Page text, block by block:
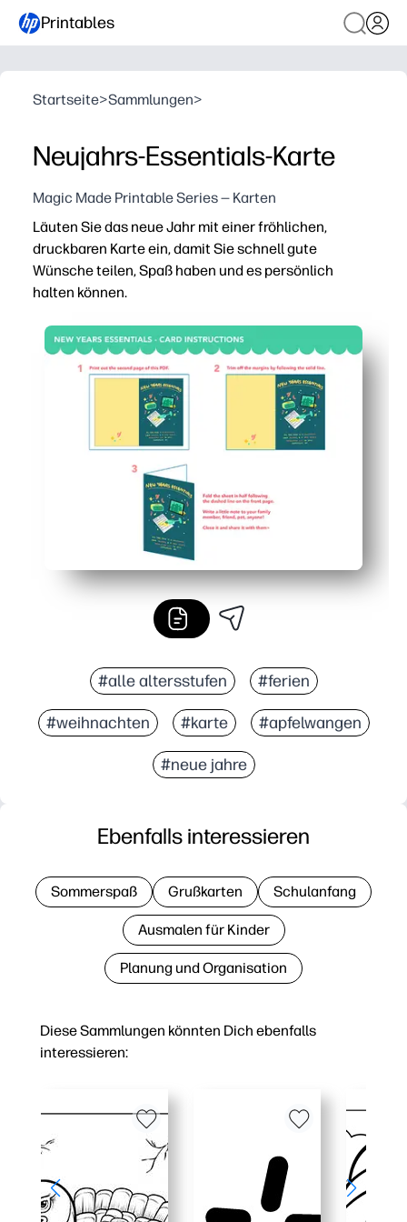
Printables
Startseite>Sammlungen>
Neujahrs-Essentials-Karte
Magic Made Printable Series — Karten
Läuten Sie das neue Jahr mit einer fröhlichen,
druckbaren Karte ein, damit Sie schnell gute
Wünsche teilen, Spaß haben und es persönlich
halten können.
Keine Vorbereitung — einfach herunterladen, drucken
Kinderfreundliche Kunst begeistert Kinder dafür,
Leere Innenseite — Sie fügen eine herzliche Notiz,
Flexibel einsetzbar — drucken Sie eines als Andenken
#alle altersstufen #ferien
#weihnachten #karte #apfelwangen
#neue jahre
Diese Sammlungen könnten Dich ebenfalls
interessieren:
Ebenfalls interessieren
Sommerspaß Grußkarten Schulanfang
Ausmalen für Kinder
Planung und Organisation